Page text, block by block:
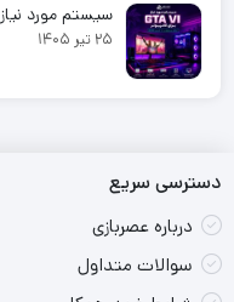
سیستم مورد نیاز GTA VI برای کامپیوتر (آپدیت 2026)
۲۵ تیر ۱۴۰۵
دسترسی سریع
درباره عصربازی
سوالات متداول